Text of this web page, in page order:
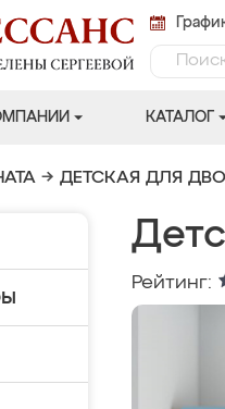
КАТАЛОГ
→ ДЕТСКАЯ ДЛЯ
Рейтинг: